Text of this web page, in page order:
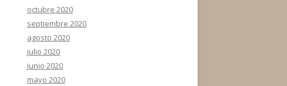
octubre 2020
septiembre 2020
agosto 2020
julio 2020
junio 2020
mayo 2020